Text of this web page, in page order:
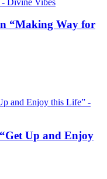
“Making Way for
Up and Enjoy